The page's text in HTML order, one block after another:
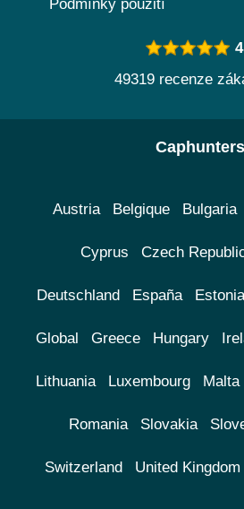
Podmínky použití
49319 recenze
Caphunters
Austria Belgique Bulgaria
Cyprus Czech
Deutschland España Estonia
Global Greece Hungary
Lithuania Luxembourg Malta
Romania Slovakia
Switzerland United Kingdom